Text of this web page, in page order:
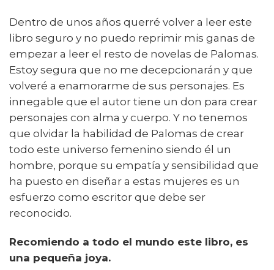
Dentro de unos años querré volver a leer este
libro seguro y no puedo reprimir mis ganas de
empezar a leer el resto de novelas de Palomas.
Estoy segura que no me decepcionarán y que
volveré a enamorarme de sus personajes. Es
innegable que el autor tiene un don para crear
personajes con alma y cuerpo. Y no tenemos
que olvidar la habilidad de Palomas de crear
todo este universo femenino siendo él un
hombre, porque su empatía y sensibilidad que
ha puesto en diseñar a estas mujeres es un
esfuerzo como escritor que debe ser
reconocido.
Recomiendo a todo el mundo este libro, es
una pequeña joya.